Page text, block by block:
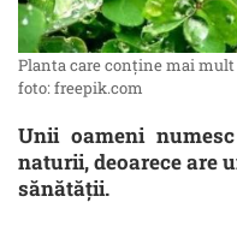
Planta care conține mai
foto: freepik.com
Unii oameni
naturii, deoarece are
sănătății.